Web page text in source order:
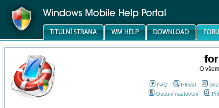
O
FAQ Hledat
Osobní nastavení